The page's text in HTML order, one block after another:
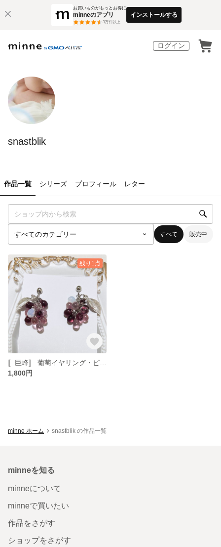
お買いものがもっとお得に
minneのアプリ
3万件以上
インストールする
ログイン
snastblik
作品一覧 シリーズ プロフィール レター
すべて 販売中
残り1点
1,800円
minne ホーム snastblik の作品一覧
minneを知る
minneについて
minneで買いたい
作品をさがす
ショップをさがす